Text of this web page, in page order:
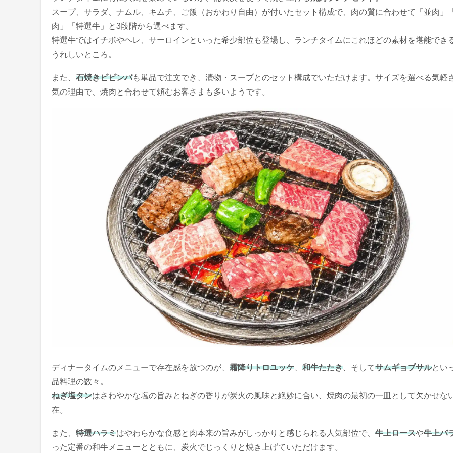
スープ、サラダ、ナムル、キムチ、ご飯（おかわり自由）が付いたセット構成で、肉の質に合わせて「並肉」
肉」「特選牛」と3段階から選べます。
特選牛ではイチボやヘレ、サーロインといった希少部位も登場し、ランチタイムにこれほどの素材を堪能でき
うれしいところ。
また、 石焼きビビンバも単品で注文でき、漬物・スープとのセット構成でいただけます。サイズを選べる気軽
気の理由で、焼肉と合わせて頼むお客さまも多いようです。
ディナータイムのメニューで存在感を放つのが、 霜降りトロユッケ 和牛たたき 、そしてサムギョプサルとい
品料理の数々。
ねぎ塩タンはさわやかな塩の旨みとねぎの香りが炭火の風味と絶妙に合い、焼肉の最初の一皿として欠かせな
在。
また、 特選ハラミはやわらかな食感と肉本来の旨みがしっかりと感じられる人気部位で、 牛上ロースや牛上バ
った定番の和牛メニューとともに、炭火でじっくりと焼き上げていただけます。